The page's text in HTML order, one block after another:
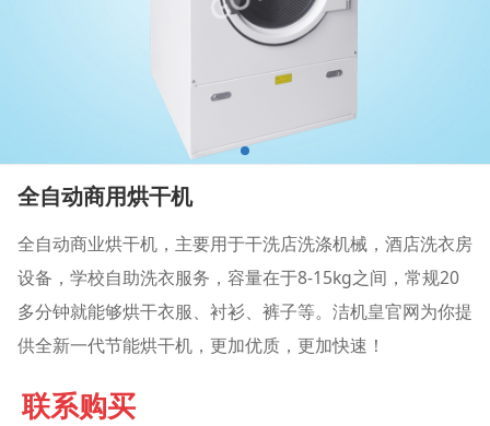
全自动商用烘干机
全自动商业烘干机，主要用于干洗店洗涤机械，酒店洗衣房
设备，学校自助洗衣服务，容量在于8-15kg之间，常规20
多分钟就能够烘干衣服、衬衫、裤子等。洁机皇官网为你提
供全新一代节能烘干机，更加优质，更加快速！
联系购买